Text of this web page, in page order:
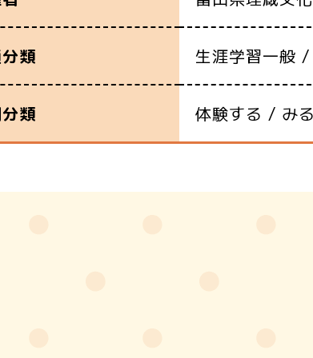
類 生涯学習一般
類 体験する / み